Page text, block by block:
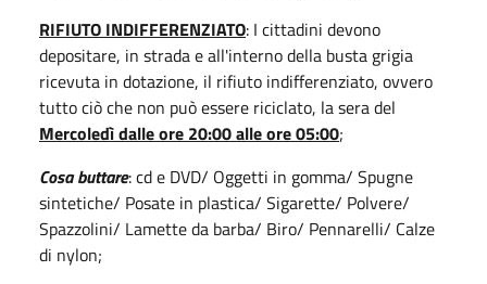
RIFIUTO INDIFFERENZIATO: I cittadini devono
depositare, in strada e all'interno della busta grigia
ricevuta in dotazione, il rifiuto indifferenziato, ovvero
tutto ciò che non può essere riciclato, la sera del
Mercoledì dalle ore 20:00 alle ore 05:00;
Cosa buttare: cd e DVD/ Oggetti in gomma/ Spugne
sintetiche/ Posate in plastica/ Sigarette/ Polvere/
Spazzolini/ Lamette da barba/ Biro/ Pennarelli/ Calze
di nylon;